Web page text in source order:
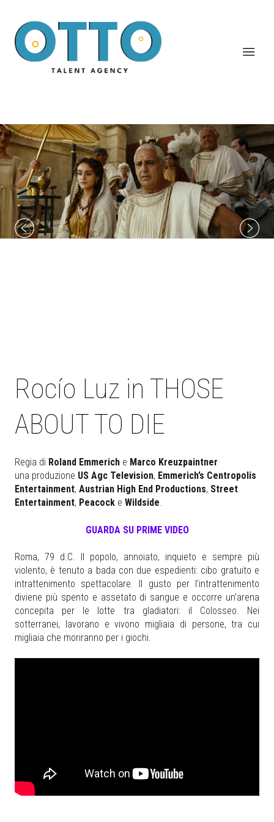
Rocío Luz in THOSE
ABOUT TO DIE
Regia di Roland Emmerich e Marco Kreuzpaintner
una produzione US Agc Television, Emmerich’s Centropolis
Entertainment, Austrian High End Productions, Street
Entertainment, Peacock e Wildside.
GUARDA SU PRIME VIDEO
Roma, 79 d.C. Il popolo, annoiato, inquieto e sempre più
violento, è tenuto a bada con due espedienti: cibo gratuito e
intrattenimento spettacolare. Il gusto per l’intrattenimento
diviene più spento e assetato di sangue e occorre un’arena
concepita per le lotte tra gladiatori: il Colosseo. Nei
sotterranei, lavorano e vivono migliaia di persone, tra cui
migliaia che moriranno per i giochi.